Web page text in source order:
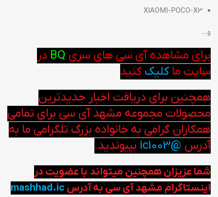
XIAOMI-POCO-X3
و…
برای مشاهده آی سی های سری BQ در
سایت ماکلیک کنید
همچنین برای دریافت اخبار جدیدترین
محصولات مجموعه مشهد آی سی برای تمامی
همکاران گرامی به خانواده بزرگ تلگرامی ما به
آدرس @ic1003 بپیوندید.
شما عزیزان همچنین میتواند با عضویت در
اینستاگرام مشهد آی سی به آدرس mashhad.ic